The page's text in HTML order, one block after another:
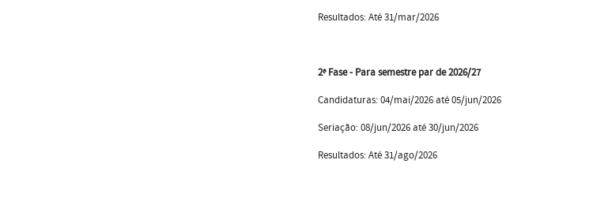
Resultados: Até 31/mar/2026
2ª Fase - Para semestre par de 2026/27
Candidaturas: 04/mai/2026 até 05/jun/2026
Seriação: 08/jun/2026 até 30/jun/2026
Resultados: Até 31/ago/2026